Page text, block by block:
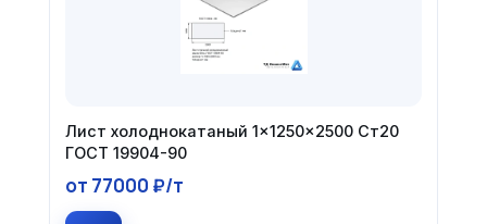
Лист холоднокатаный 1×1250×2500 Ст20
ГОСТ 19904-90
от 77000 ₽/т